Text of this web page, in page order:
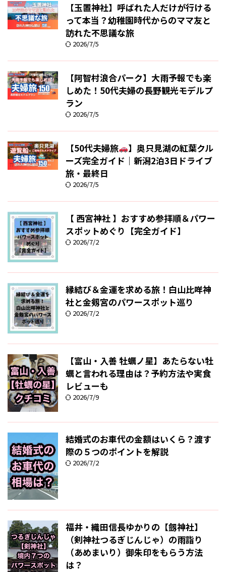
【玉置神社】呼ばれた人だけが行ける
って本当？幼稚園時代からのママ友と
訪れた不思議な旅
2026/7/5
【阿智村浪合パーク】大雨予報でも楽
しめた！50代夫婦の長野観光モデルプ
ラン
2026/7/5
【50代夫婦旅
】奥只見湖の紅葉クル
ーズ完全ガイド｜新潟2泊3日ドライブ
旅・最終日
2026/7/5
【 西宮神社 】おすすめ参拝順＆パワー
スポットめぐり【完全ガイド】
2026/7/2
縁結び＆金運を求める旅！白山比咩神
社と金剱宮のパワースポット巡り
2026/7/2
【富山・入善 牡蠣ノ星】あたらない牡
蠣と言われる理由は？予約方法や実食
レビューも
2026/7/9
結婚式のお車代の金額はいくら？渡す
際の５つのポイントを解説
2026/7/2
福井・織田信長ゆかりの【劔神社】
（剣神社つるぎじんじゃ）の雨詣り
（あめまいり）御朱印をもらう方法
は？